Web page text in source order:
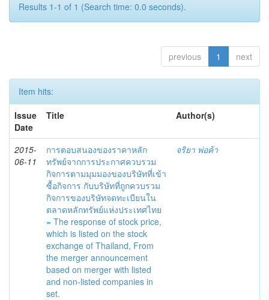
Results 1-1 of 1 (Search time: 0.0 seconds).
previous 1 next
Item hits:
Issue
Date
Title Author(s)
2015-
06-11
การตอบสนองของราคาหลัก
ทรัพย์จากการประกาศควบรวม
กิจการตามมุมมองของบริษัทที่เข้า
ซื้อกิจการ กับบริษัทที่ถูกควบรวม
กิจการของบริษัทจดทะเบียนใน
ตลาดหลักทรัพย์แห่งประเทศไทย
= The response of stock price,
which is listed on the stock
exchange of Thailand, From
the merger announcement
based on merger with listed
and non-listed companies in
set.
จริยา พ่อค้า